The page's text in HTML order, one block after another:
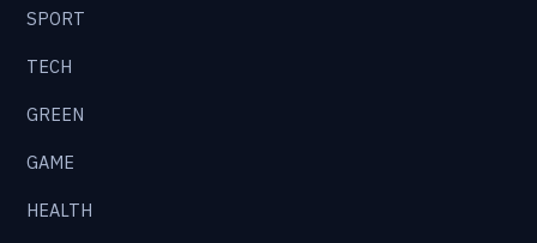
SPORT
TECH
GREEN
GAME
HEALTH